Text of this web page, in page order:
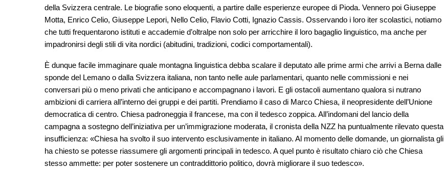
della Svizzera centrale. Le biografie sono eloquenti, a partire dalle esperienze europee di Pioda. Vennero poi Giuseppe
Motta, Enrico Celio, Giuseppe Lepori, Nello Celio, Flavio Cotti, Ignazio Cassis. Osservando i loro iter scolastici, notiamo
che tutti frequentarono istituti e accademie d’oltralpe non solo per arricchire il loro bagaglio linguistico, ma anche per
impadronirsi degli stili di vita nordici (abitudini, tradizioni, codici comportamentali).
È dunque facile immaginare quale montagna linguistica debba scalare il deputato alle prime armi che arrivi a Berna dalle
sponde del Lemano o dalla Svizzera italiana, non tanto nelle aule parlamentari, quanto nelle commissioni e nei
conversari più o meno privati che anticipano e accompagnano i lavori. E gli ostacoli aumentano qualora si nutrano
ambizioni di carriera all’interno dei gruppi e dei partiti. Prendiamo il caso di Marco Chiesa, il neopresidente dell’Unione
democratica di centro. Chiesa padroneggia il francese, ma con il tedesco zoppica. All’indomani del lancio della
campagna a sostegno dell’iniziativa per un’immigrazione moderata, il cronista della NZZ ha puntualmente rilevato questa
insufficienza: «Chiesa ha svolto il suo intervento esclusivamente in italiano. Al momento delle domande, un giornalista gli
ha chiesto se potesse riassumere gli argomenti principali in tedesco. A quel punto è risultato chiaro ciò che Chiesa
stesso ammette: per poter sostenere un contraddittorio politico, dovrà migliorare il suo tedesco».